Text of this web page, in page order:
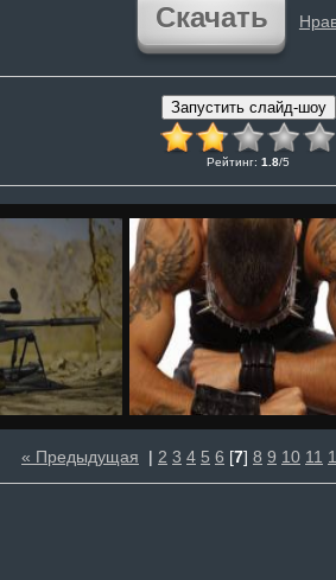
Скачать
Рейтинг: 1.8/5
« Предыдущая | 2 3 4 5 6 [7] 8 9 10 11